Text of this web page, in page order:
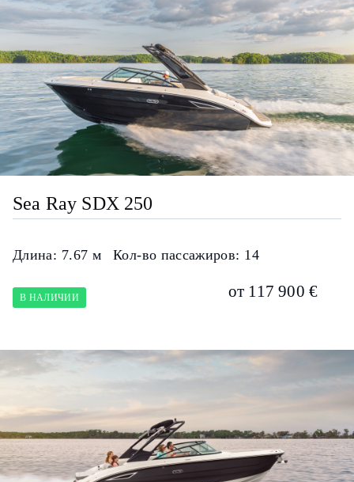
Sea Ray SDX 250
Длина: 7.67 м Кол-во пассажиров: 14
В НАЛИЧИИ от 117 900 €